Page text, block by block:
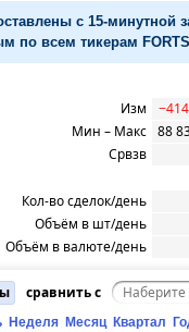
с 15-минутной
по всем тикерам
Изм
Мин – Макс 88
Срвзв
Кол-во сделок/день
Объём в шт/день
Объём в валюте/день
сравнить с
Неделя Месяц Квартал